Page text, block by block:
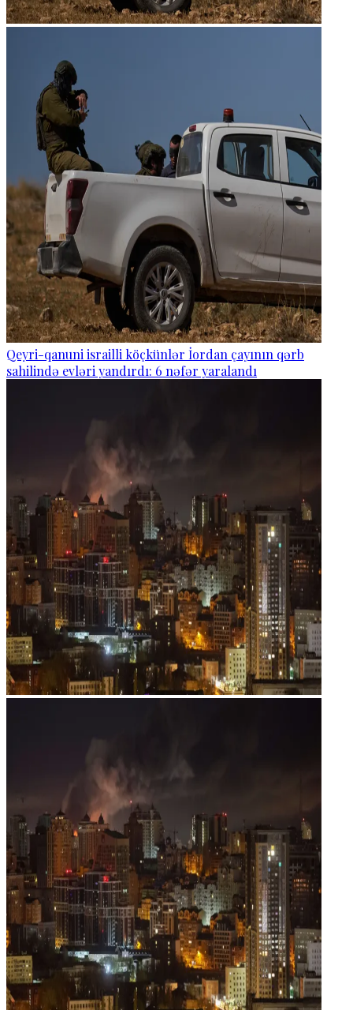
Qeyri-qanuni israilli köçkünlər İordan çayının qərb
sahilində evləri yandırdı: 6 nəfər yaralandı